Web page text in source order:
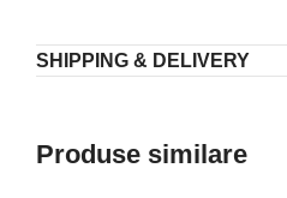
SHIPPING & DELIVERY
Produse similare